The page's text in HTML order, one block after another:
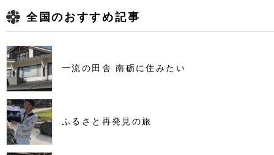
全国のおすすめ記事
一流の田舎 南砺に住みたい
ふるさと再発見の旅